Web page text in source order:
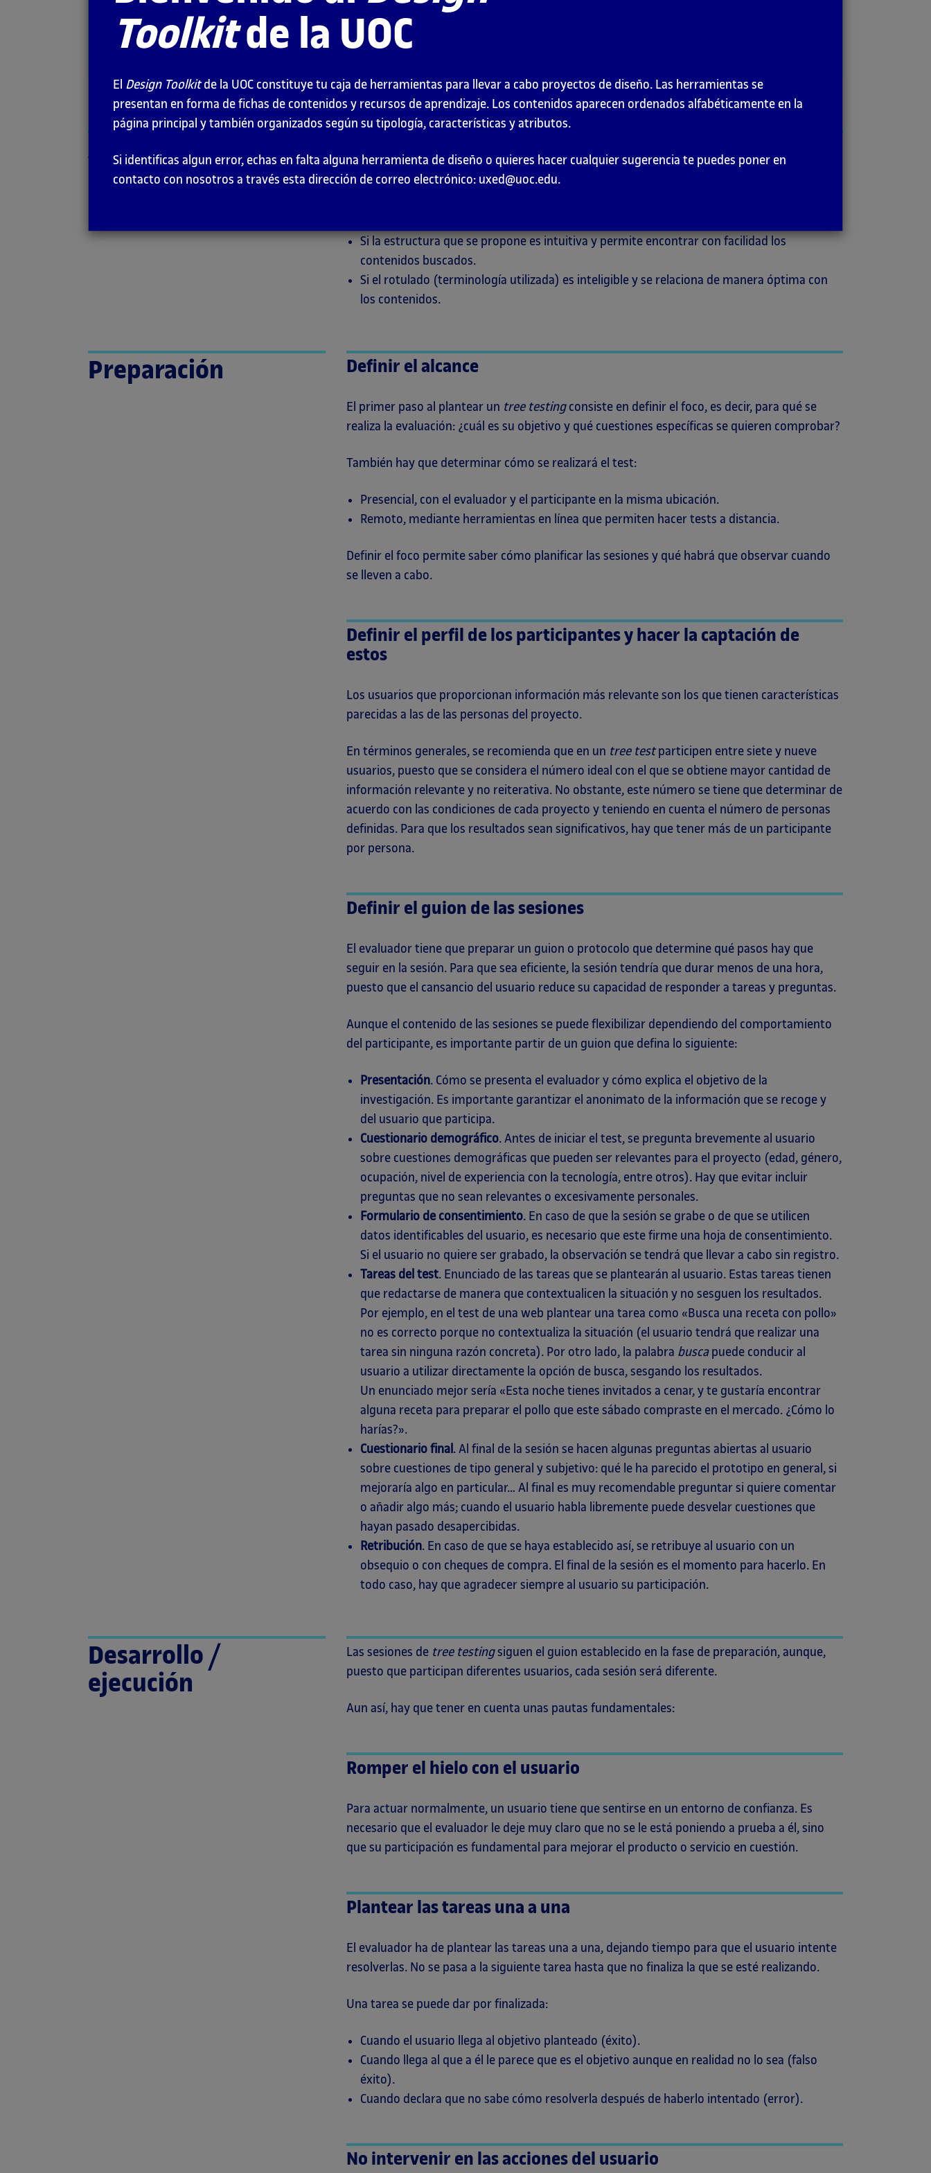
Antes de comenzar
de un proceso de diseño centrado en el usuario, en la evaluación específica de la arquitectura
de la información. A partir del planteamiento de varias tareas a los usuarios, permite
Si la estructura que se propone es intuitiva y permite encontrar con facilidad los
contenidos buscados.
Si el rotulado (terminología utilizada) es inteligible y se relaciona de manera óptima con
los contenidos.
Preparación Definir el alcance
El primer paso al plantear un tree testingconsiste en definir el foco, es decir, para qué se
realiza la evaluación: ¿cuál es su objetivo y qué cuestiones específicas se quieren comprobar?
También hay que determinar cómo se realizará el test:
Presencial, con el evaluador y el participante en la misma ubicación.
Remoto, mediante herramientas en línea que permiten hacer tests a distancia.
Definir el foco permite saber cómo planificar las sesiones y qué habrá que observar cuando
se lleven a cabo.
Definir el perfil de los participantes y hacer la captación de
estos
Los usuarios que proporcionan información más relevante son los que tienen características
parecidas a las de las personas del proyecto.
En términos generales, se recomienda que en un tree testparticipen entre siete y nueve
usuarios, puesto que se considera el número ideal con el que se obtiene mayor cantidad de
información relevante y no reiterativa. No obstante, este número se tiene que determinar de
acuerdo con las condiciones de cada proyecto y teniendo en cuenta el número de personas
definidas. Para que los resultados sean significativos, hay que tener más de un participante
por persona.
Definir el guion de las sesiones
El evaluador tiene que preparar un guion o protocolo que determine qué pasos hay que
seguir en la sesión. Para que sea eficiente, la sesión tendría que durar menos de una hora,
puesto que el cansancio del usuario reduce su capacidad de responder a tareas y preguntas.
Aunque el contenido de las sesiones se puede flexibilizar dependiendo del comportamiento
del participante, es importante partir de un guion que defina lo siguiente:
Presentación. Cómo se presenta el evaluador y cómo explica el objetivo de la
investigación. Es importante garantizar el anonimato de la información que se recoge y
del usuario que participa.
Cuestionario demográfico. Antes de iniciar el test, se pregunta brevemente al usuario
sobre cuestiones demográficas que pueden ser relevantes para el proyecto (edad, género,
ocupación, nivel de experiencia con la tecnología, entre otros). Hay que evitar incluir
preguntas que no sean relevantes o excesivamente personales.
Formulario de consentimiento. En caso de que la sesión se grabe o de que se utilicen
datos identificables del usuario, es necesario que este firme una hoja de consentimiento.
Si el usuario no quiere ser grabado, la observación se tendrá que llevar a cabo sin registro.
Tareas del test. Enunciado de las tareas que se plantearán al usuario. Estas tareas tienen
que redactarse de manera que contextualicen la situación y no sesguen los resultados.
Por ejemplo, en el test de una web plantear una tarea como «Busca una receta con pollo»
no es correcto porque no contextualiza la situación (el usuario tendrá que realizar una
tarea sin ninguna razón concreta). Por otro lado, la palabra buscapuede conducir al
usuario a utilizar directamente la opción de busca, sesgando los resultados.
Un enunciado mejor sería «Esta noche tienes invitados a cenar, y te gustaría encontrar
alguna receta para preparar el pollo que este sábado compraste en el mercado. ¿Cómo lo
harías?».
Cuestionario final . Al final de la sesión se hacen algunas preguntas abiertas al usuario
sobre cuestiones de tipo general y subjetivo: qué le ha parecido el prototipo en general, si
mejoraría algo en particular… Al final es muy recomendable preguntar si quiere comentar
o añadir algo más; cuando el usuario habla libremente puede desvelar cuestiones que
hayan pasado desapercibidas.
Retribución. En caso de que se haya establecido así, se retribuye al usuario con un
obsequio o con cheques de compra. El final de la sesión es el momento para hacerlo. En
todo caso, hay que agradecer siempre al usuario su participación.
Desarrollo /
ejecución
Las sesiones de tree testingsiguen el guion establecido en la fase de preparación, aunque,
puesto que participan diferentes usuarios, cada sesión será diferente.
Aun así, hay que tener en cuenta unas pautas fundamentales:
Romper el hielo con el usuario
Para actuar normalmente, un usuario tiene que sentirse en un entorno de confianza. Es
necesario que el evaluador le deje muy claro que no se le está poniendo a prueba a él, sino
que su participación es fundamental para mejorar el producto o servicio en cuestión.
Plantear las tareas una a una
El evaluador ha de plantear las tareas una a una, dejando tiempo para que el usuario intente
resolverlas. No se pasa a la siguiente tarea hasta que no finaliza la que se esté realizando.
Una tarea se puede dar por finalizada:
Cuando el usuario llega al objetivo planteado (éxito).
Cuando llega al que a él le parece que es el objetivo aunque en realidad no lo sea (falso
éxito).
Cuando declara que no sabe cómo resolverla después de haberlo intentado (error).
No intervenir en las acciones del usuario
Toolkitde la UOC
El Design Toolkitde la UOC constituye tu caja de herramientas para llevar a cabo proyectos de diseño. Las herramientas se
presentan en forma de fichas de contenidos y recursos de aprendizaje. Los contenidos aparecen ordenados alfabéticamente en la
página principal y también organizados según su tipología, características y atributos.
Si identificas algun error, echas en falta alguna herramienta de diseño o quieres hacer cualquier sugerencia te puedes poner en
contacto con nosotros a través esta dirección de correo electrónico: uxed@uoc.edu.